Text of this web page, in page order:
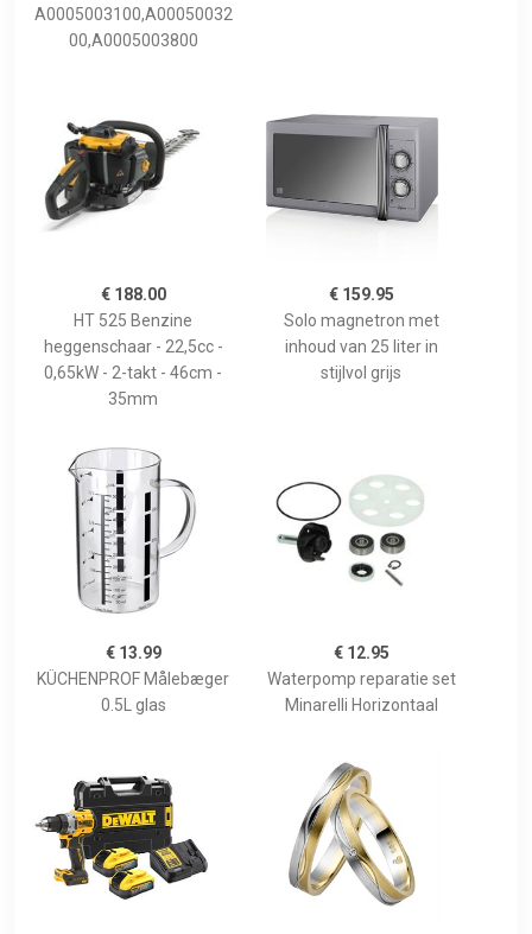
A0005003100,A00050032
00,A0005003800
€ 188.00
HT 525 Benzine
heggenschaar - 22,5cc -
0,65kW - 2-takt - 46cm -
35mm
€ 159.95
Solo magnetron met
inhoud van 25 liter in
stijlvol grijs
€ 13.99
KÜCHENPROF Målebæger
0.5L glas
€ 12.95
Waterpomp reparatie set
Minarelli Horizontaal